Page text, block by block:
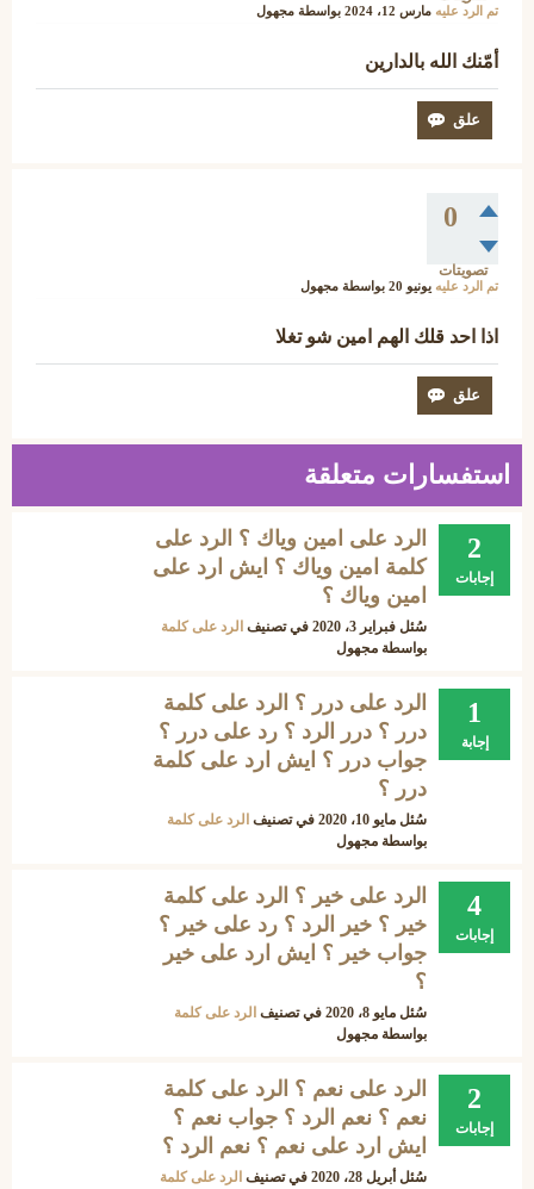
تم الرد عليه مارس 12، 2024 بواسطة مجهول
أمّنك الله بالدارين
0
تصويتات
تم الرد عليه يونيو 20 بواسطة مجهول
اذا احد قلك الهم امين شو تغلا
استفسارات متعلقة
2
إجابات
الرد على امين وياك ؟ الرد على
كلمة امين وياك ؟ ايش ارد على
امين وياك ؟
سُئل فبراير 3، 2020 في تصنيف الرد على كلمة
بواسطة مجهول
1
إجابة
الرد على درر ؟ الرد على كلمة
درر ؟ درر الرد ؟ رد على درر ؟
جواب درر ؟ ايش ارد على كلمة
درر ؟
سُئل مايو 10، 2020 في تصنيف الرد على كلمة
بواسطة مجهول
4
إجابات
الرد على خير ؟ الرد على كلمة
خير ؟ خير الرد ؟ رد على خير ؟
جواب خير ؟ ايش ارد على خير
؟
سُئل مايو 8، 2020 في تصنيف الرد على كلمة
بواسطة مجهول
2
إجابات
الرد على نعم ؟ الرد على كلمة
نعم ؟ نعم الرد ؟ جواب نعم ؟
ايش ارد على نعم ؟ نعم الرد ؟
سُئل أبريل 28، 2020 في تصنيف الرد على كلمة